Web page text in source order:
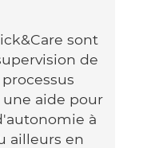
sont
de
aide pour
à
ailleurs en